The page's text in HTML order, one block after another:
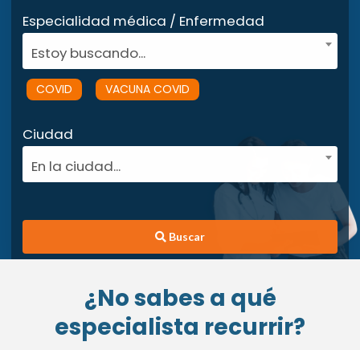
Especialidad médica / Enfermedad
Estoy buscando...
COVID VACUNA COVID
Ciudad
En la ciudad...
Buscar
¿No sabes a qué
especialista recurrir?